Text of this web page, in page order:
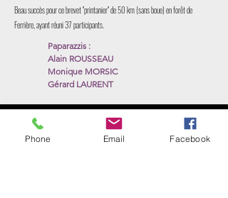
Beau succès pour ce brevet "printanier" de 50 km (sans boue) en forêt de
Ferrière, ayant réuni 37 participants.
Paparazzis :
Alain ROUSSEAU
Monique MORSIC
Gérard LAURENT
Lire
Phone Email Facebook